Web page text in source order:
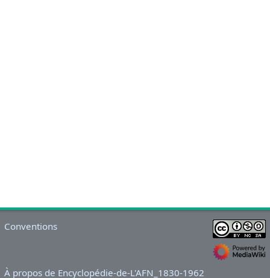
Conventions
À propos de Encyclopédie-de-L'AFN_1830-1962